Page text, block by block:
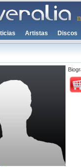
Artistas Discos